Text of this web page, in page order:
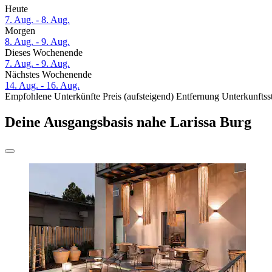
Heute
7. Aug. - 8. Aug.
Morgen
8. Aug. - 9. Aug.
Dieses Wochenende
7. Aug. - 9. Aug.
Nächstes Wochenende
14. Aug. - 16. Aug.
Empfohlene Unterkünfte Preis (aufsteigend) Entfernung
Deine Ausgangsbasis nahe Larissa Burg